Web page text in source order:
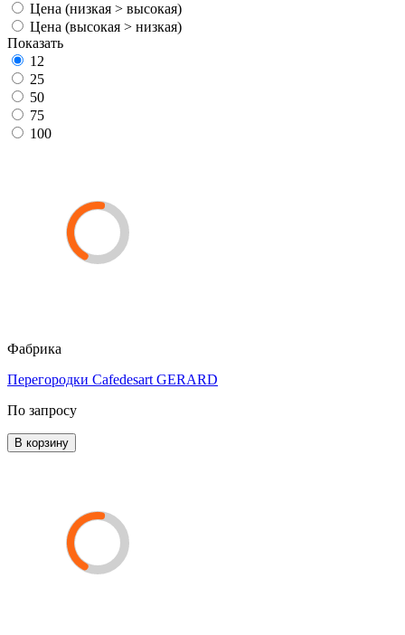
Цена (низкая > высокая)
Цена (высокая > низкая)
Показать
12
25
50
75
100
Фабрика
Перегородки Cafedesart GERARD
По запросу
В корзину